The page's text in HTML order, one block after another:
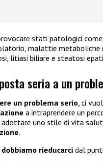
stati patologici
malattie
litiasi biliare e steatosi
seria a un
un problema serio, ci
a intraprendere un
uno stile di vita
.
dobbiamo rieducarci dal